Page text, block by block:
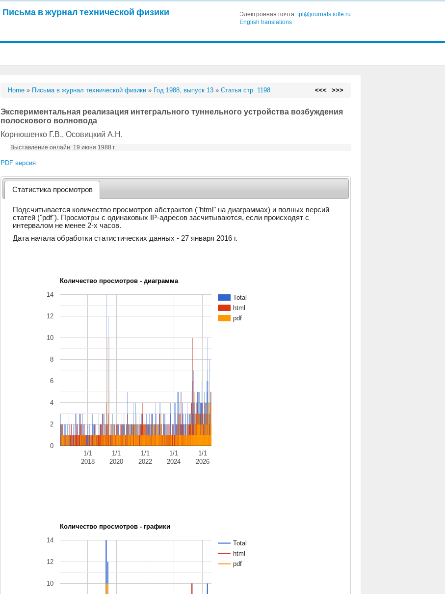
Письма в журнал технической физики Электронная почта: tpl@journals.ioffe.ru
English translations
Home » Письма в журнал технической физики » Год 1988, выпуск 13 »Статья стр. 1198 <<< >>>
Экспериментальная реализация интегрального туннельного устройства возбуждения
полоскового волновода
Корнюшенко Г.В., Осовицкий А.Н.
Выставление онлайн: 19 июня 1988 г.
PDF версия
Статистика просмотров
Подсчитывается количество просмотров абстрактов ("html" на диаграммах) и полных версий
статей ("pdf"). Просмотры с одинаковых IP-адресов засчитываются, если происходят с
интервалом не менее 2-х часов.
Дата начала обработки статистических данных - 27 января 2016 г.
Количество просмотров - диаграмма
Total
html
pdf
1/1
2018
1/1
2020
1/1
2022
1/1
2024
1/1
2026
0
2
4
6
8
10
12
14
Количество просмотров - графики
Total
html
pdf
10
12
14